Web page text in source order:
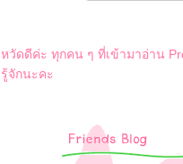
หวัดดีค่ะ ทุกคน ๆ ที่เข้ามาอ่าน
รู้จักนะคะ